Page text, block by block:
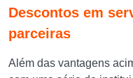
Descontos em
parceiras
Além das vantagens